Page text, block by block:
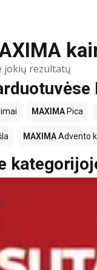
jokių rezultatų
MAXIMA Pica
MAXIMAAdvento